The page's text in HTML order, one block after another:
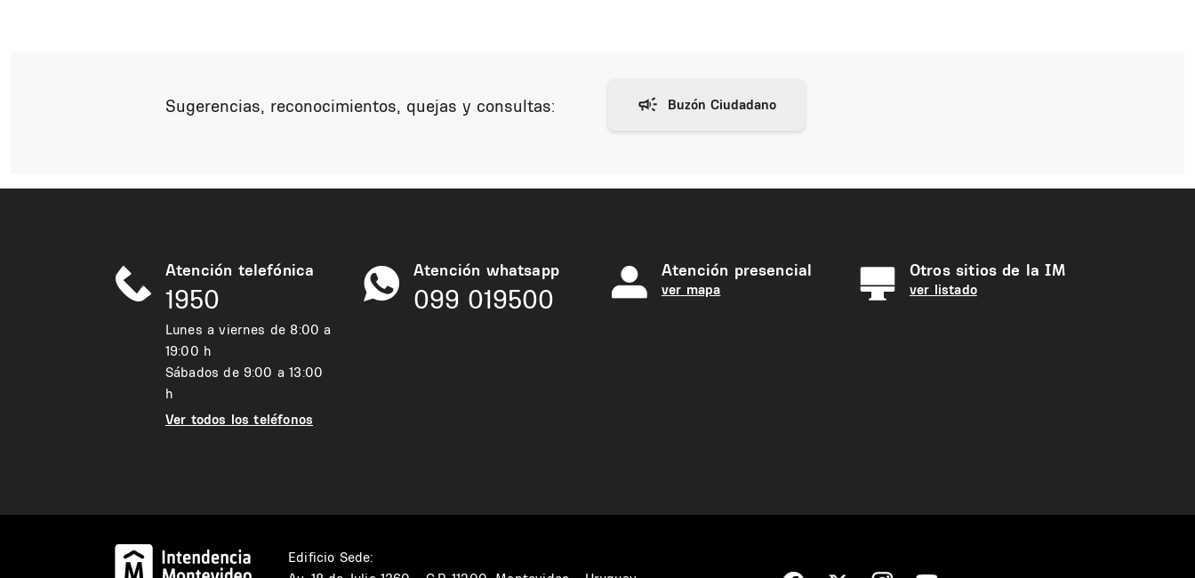
Sugerencias, reconocimientos, quejas y consultas:
Atención telefónica
1950
Lunes a viernes de 8:00 a
19:00 h
Sábados de 9:00 a 13:00
h
Ver todos los teléfonos
Atención whatsapp
099 019500
Atención presencial
ver mapa
Otros sitios de la IM
ver listado
Edificio Sede: